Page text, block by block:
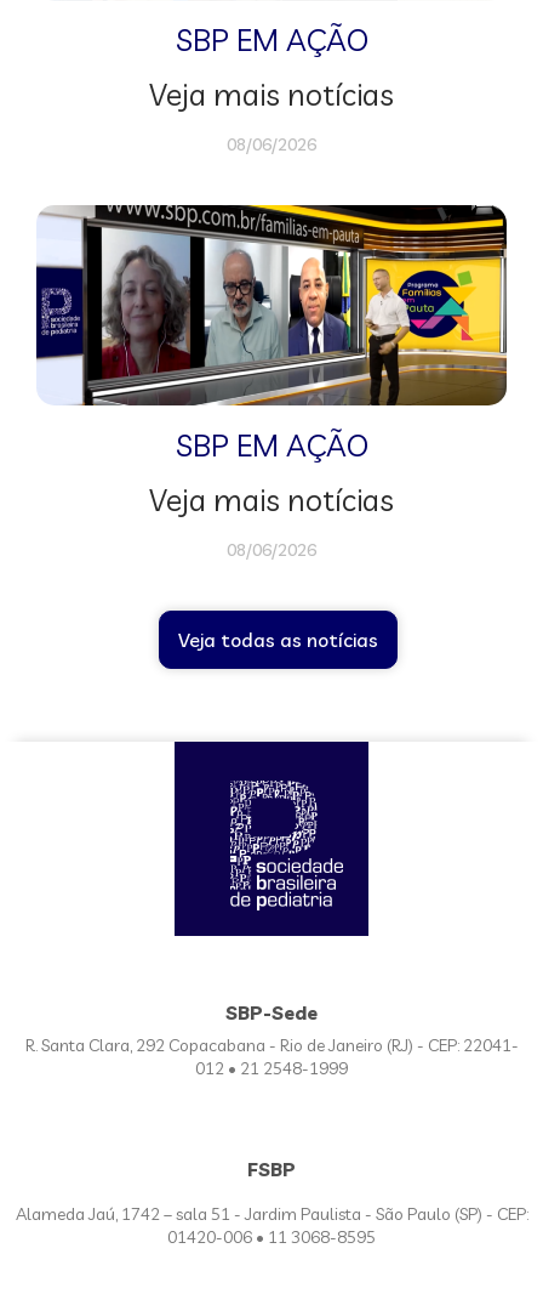
SBP EM AÇÃO
Veja mais notícias
08/06/2026
SBP EM AÇÃO
Veja mais notícias
08/06/2026
Veja todas as notícias
SBP-Sede
R. Santa Clara, 292 Copacabana - Rio de Janeiro (RJ) - CEP: 22041-
012 • 21 2548-1999
FSBP
Alameda Jaú, 1742 – sala 51 - Jardim Paulista - São Paulo (SP) - CEP:
01420-006 • 11 3068-8595